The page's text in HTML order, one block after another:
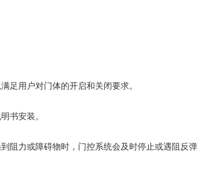
足用户对门体的开启和关闭要求。
书安装。
阻力或障碍物时，门控系统会及时停止或遇阻反